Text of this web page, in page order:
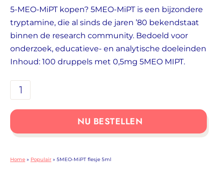
5-MEO-MiPT kopen? 5MEO-MiPT is een bijzondere
tryptamine, die al sinds de jaren ’80 bekendstaat
binnen de research community. Bedoeld voor
onderzoek, educatieve- en analytische doeleinden
Inhoud: 100 druppels met 0,5mg 5MEO MIPT.
5MEO-
MiPT
flesje
aantal
NU BESTELLEN
Home » Populair » 5MEO-MiPT flesje 5ml